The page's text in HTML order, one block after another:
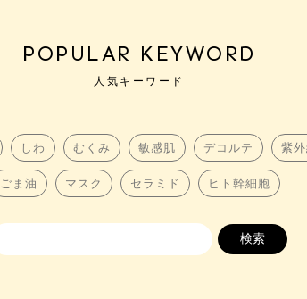
POPULAR KEYWORD
人気キーワード
しわ むくみ 敏感肌 デコルテ 紫外
ごま油 マスク セラミド ヒト幹細胞